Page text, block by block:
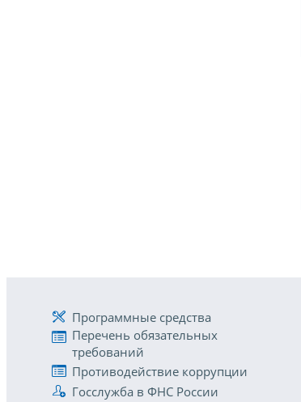
Программные средства
Перечень обязательных
требований
Противодействие коррупции
Госслужба в ФНС России